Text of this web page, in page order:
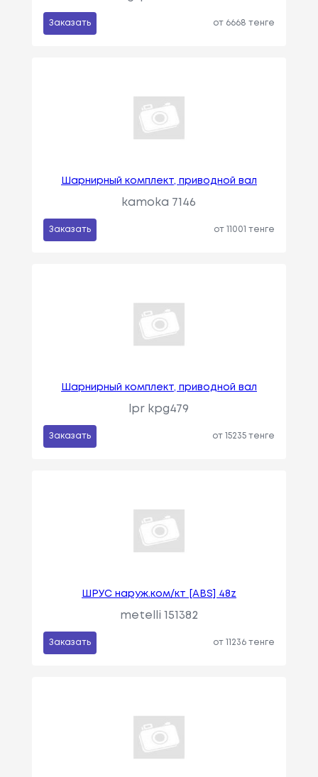
Заказать от 6668 тенге
Шарнирный комплект, приводной вал
kamoka 7146
Заказать от 11001 тенге
Шарнирный комплект, приводной вал
lpr kpg479
Заказать от 15235 тенге
ШРУС наруж.ком/кт [ABS] 48z
metelli 151382
Заказать от 11236 тенге